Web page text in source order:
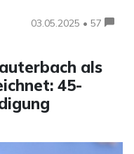
03.05.2025 • 57
als
45-